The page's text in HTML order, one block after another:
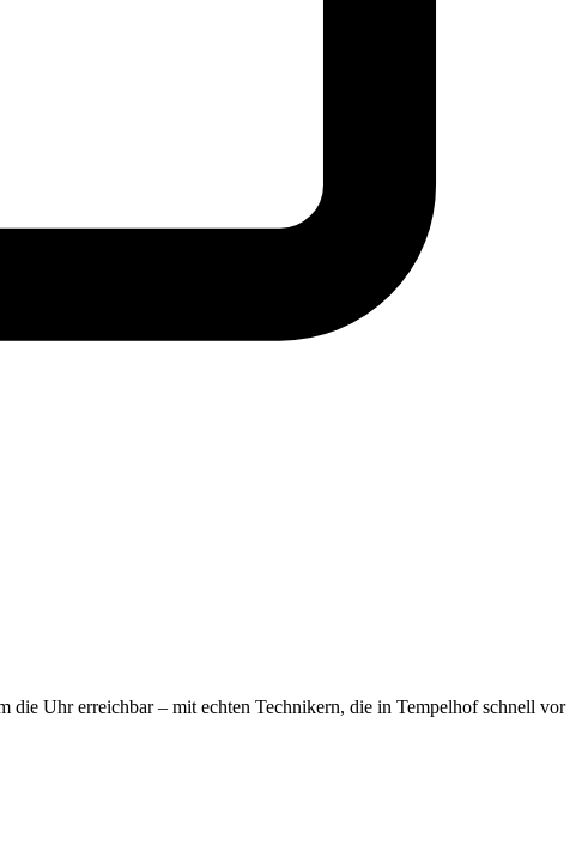
die Uhr erreichbar – mit echten Technikern, die in Tempelhof schnell vor